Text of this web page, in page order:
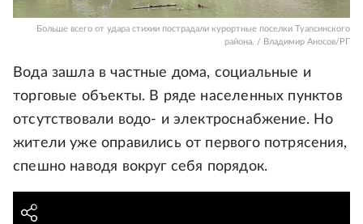
Больше всего от удара стихии пострадали курортные поселки Туапсинского
района. / Владимир Аносов/РГ
Вода зашла в частные дома, социальные и
торговые объекты. В ряде населенных пунктов
отсутствовали водо- и электроснабжение. Но
жители уже оправились от первого потрясения,
спешно наводя вокруг себя порядок.